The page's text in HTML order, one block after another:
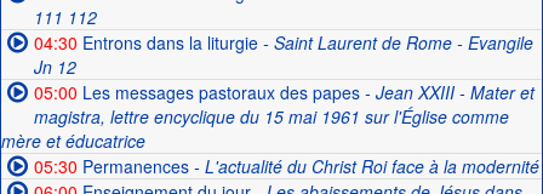
111 112
04:30 Entrons dans la liturgie - Saint Laurent de Rome - Evangile
Jn 12
05:00 Les messages pastoraux des papes - Jean XXIII - Mater et
magistra, lettre encyclique du 15 mai 1961 sur l'Église comme
mère et éducatrice
05:30 Permanences - L'actualité du Christ Roi face à la modernité